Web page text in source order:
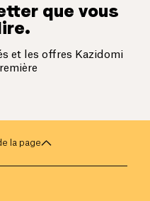
que vous
et les offres Kazidomi
la page